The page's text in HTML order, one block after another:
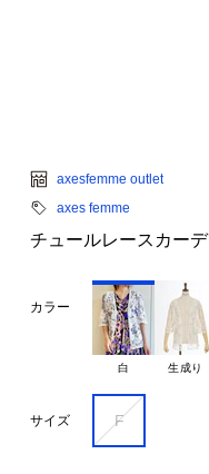
axesfemme outlet
axes femme
チュールレースカーデ
カラー
白 生成り
サイズ F